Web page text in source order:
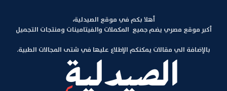
أهلا بكم في موقع الصيدلية،
أكبر موقع مصري يضم جميع المكملات والفيتامينات ومنتجات التجميل
بالإضافة الي مقالات يمكنكم الإطلاع عليها في شتى المجالات الطبية.